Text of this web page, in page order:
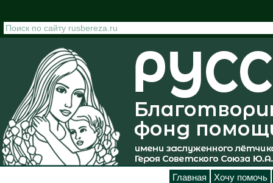
Главная Хочу помочь